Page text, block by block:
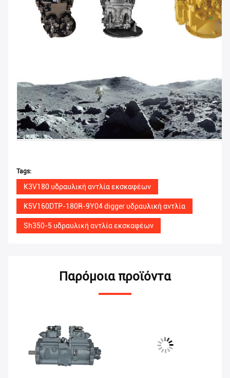
Tags:
K3V180 υδραυλική αντλία εκσκαφέων
K5V160DTP-180R-9Y04 digger υδραυλική αντλία
Sh350-5 υδραυλική αντλία εκσκαφέων
Παρόμοια προϊόντα